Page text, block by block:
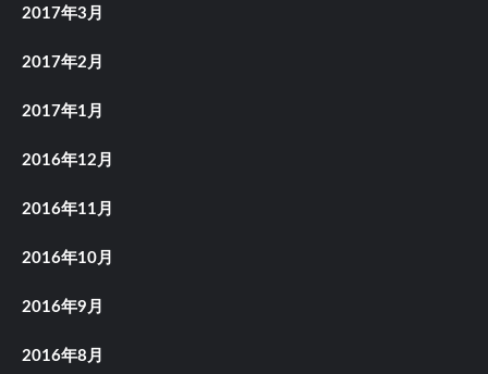
2017年3月
2017年2月
2017年1月
2016年12月
2016年11月
2016年10月
2016年9月
2016年8月